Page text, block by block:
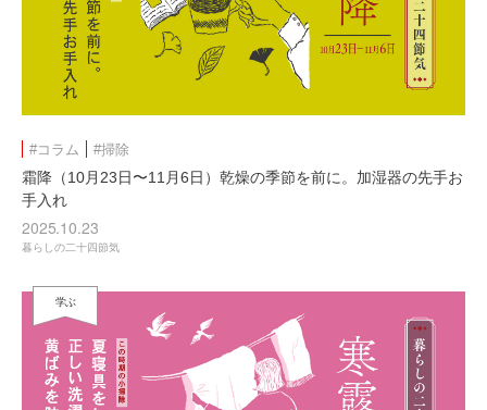
#コラム #掃除
霜降（10月23日〜11月6日）乾燥の季節を前に。加湿器の先手お
手入れ
2025.10.23
暮らしの二十四節気
学ぶ